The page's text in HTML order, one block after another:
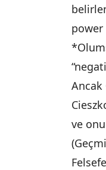
power
Ancak
ve